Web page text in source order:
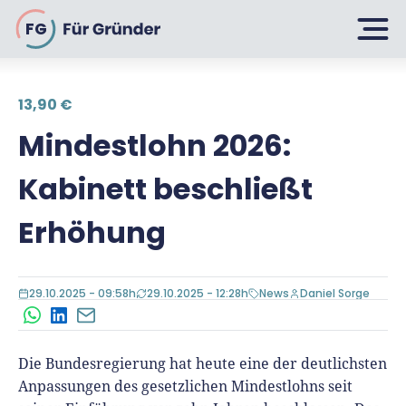
FG
Planen
Selbstständig machen
Über 500 Geschäftsideen
Geschäftsmodell entwickeln
Businessplan-Vorlage & Muster
Gründen
Firma gründen: 10 Tipps
Rechtsform wählen
UG gründen
GmbH gründen
Wachsen
6 Tipps zum Start
Finanzieren
13,90 €
Mindestlohn 2026:
Kabinett beschließt
Erhöhung
29.10.2025 - 09:58h 29.10.2025 - 12:28h News Daniel Sorge
WhatsApp
LinkedIn
E-Mail
Die Bundesregierung hat heute eine der deutlichsten
Anpassungen des gesetzlichen Mindestlohns seit